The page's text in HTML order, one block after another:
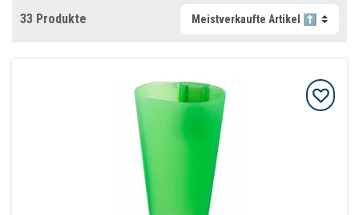
33 Produkte